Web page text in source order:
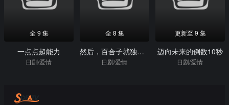
全 9 集
一点点超能力
日剧/爱情
全 8 集
然后，百合子就独自一人了
日剧/爱情
更新至 9 集
迈向未来的倒数10秒
日剧/爱情